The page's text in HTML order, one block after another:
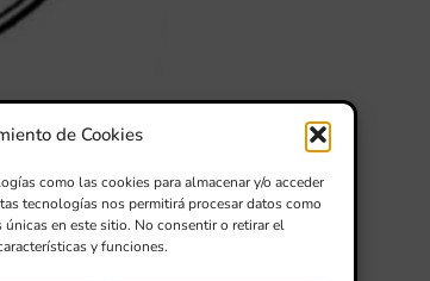
de Cookies
como las cookies para almacenar y/o acceder
tecnologías nos permitirá procesar datos como
en este sitio. No consentir o retirar el
y funciones.
–